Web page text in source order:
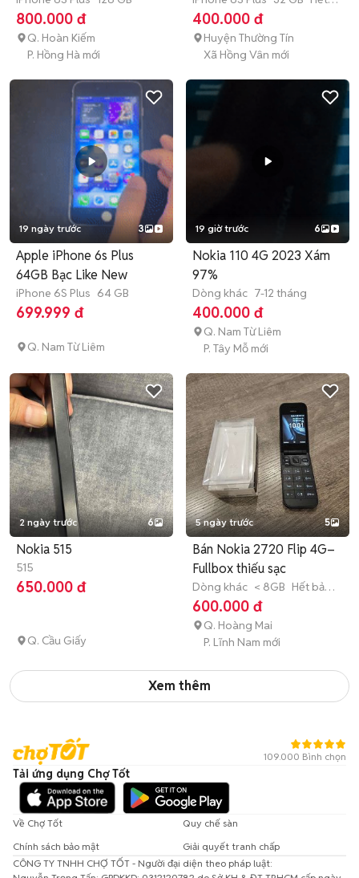
800.000 đ
Q. Hoàn Kiếm
P. Hồng Hà mới
bảo hành
400.000 đ
Huyện Thường Tín
Xã Hồng Vân mới
19 ngày trước 3
Apple iPhone 6s Plus
64GB Bạc Like New
iPhone 6S Plus 64 GB
699.999 đ
Q. Nam Từ Liêm
19 giờ trước 6
Nokia 110 4G 2023 Xám
97%
Dòng khác 7-12 tháng
400.000 đ
Q. Nam Từ Liêm
P. Tây Mỗ mới
2 ngày trước 6
Nokia 515
515
650.000 đ
Q. Cầu Giấy
5 ngày trước 5
Bán Nokia 2720 Flip 4G–
Fullbox thiếu sạc
Dòng khác < 8GB Hết bảo
hành
600.000 đ
Q. Hoàng Mai
P. Lĩnh Nam mới
Xem thêm
109.000 Bình chọn
Tải ứng dụng Chợ Tốt
Về Chợ Tốt
Quy chế sàn
Chính sách bảo mật
Giải quyết tranh chấp
CÔNG TY TNHH CHỢ TỐT - Người đại diện theo pháp luật: